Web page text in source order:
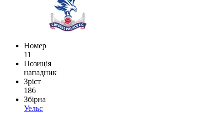
Номер
11
Позиція
нападник
Зріст
186
Збірна
Уельс